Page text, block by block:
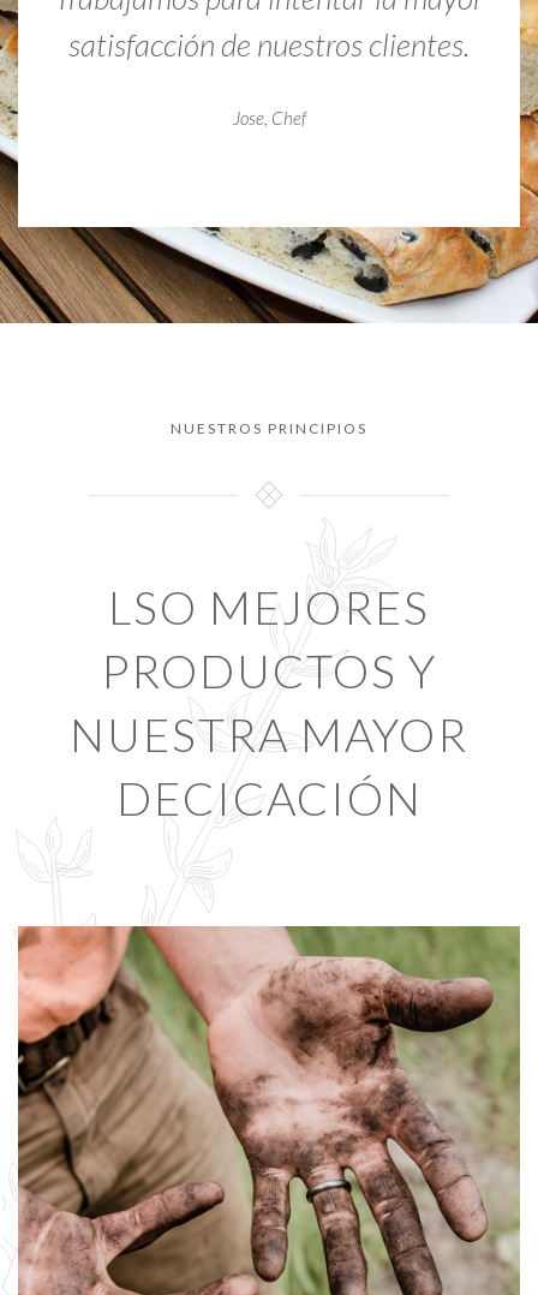
satisfacción de nuestros clientes.
Jose, Chef
NUESTROS PRINCIPIOS
LSO MEJORES
PRODUCTOS Y
NUESTRA MAYOR
DECICACIÓN